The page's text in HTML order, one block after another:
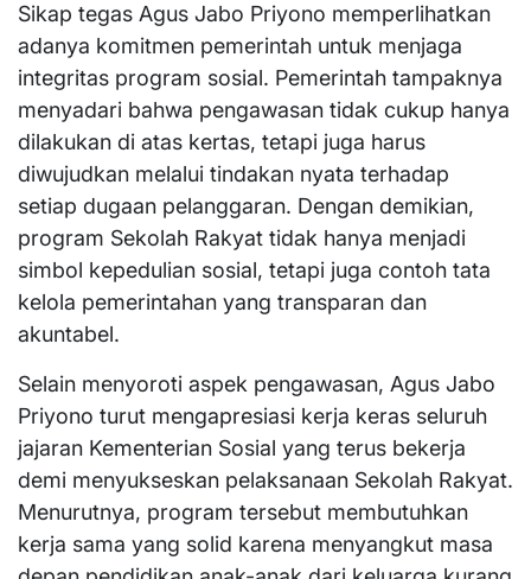
Sikap tegas Agus Jabo Priyono memperlihatkan
adanya komitmen pemerintah untuk menjaga
integritas program sosial. Pemerintah tampaknya
menyadari bahwa pengawasan tidak cukup hanya
dilakukan di atas kertas, tetapi juga harus
diwujudkan melalui tindakan nyata terhadap
setiap dugaan pelanggaran. Dengan demikian,
program Sekolah Rakyat tidak hanya menjadi
simbol kepedulian sosial, tetapi juga contoh tata
kelola pemerintahan yang transparan dan
akuntabel.
Selain menyoroti aspek pengawasan, Agus Jabo
Priyono turut mengapresiasi kerja keras seluruh
jajaran Kementerian Sosial yang terus bekerja
demi menyukseskan pelaksanaan Sekolah Rakyat.
Menurutnya, program tersebut membutuhkan
kerja sama yang solid karena menyangkut masa